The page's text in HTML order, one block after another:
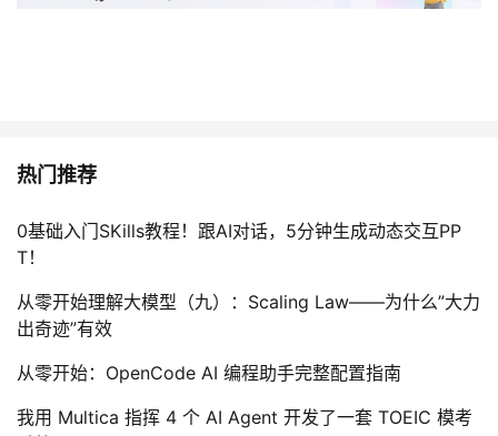
热门推荐
0基础入门SKills教程！跟AI对话，5分钟生成动态交互PP
T！
从零开始理解大模型（九）：Scaling Law——为什么”大力
出奇迹”有效
从零开始：OpenCode AI 编程助手完整配置指南
我用 Multica 指挥 4 个 AI Agent 开发了一套 TOEIC 模考